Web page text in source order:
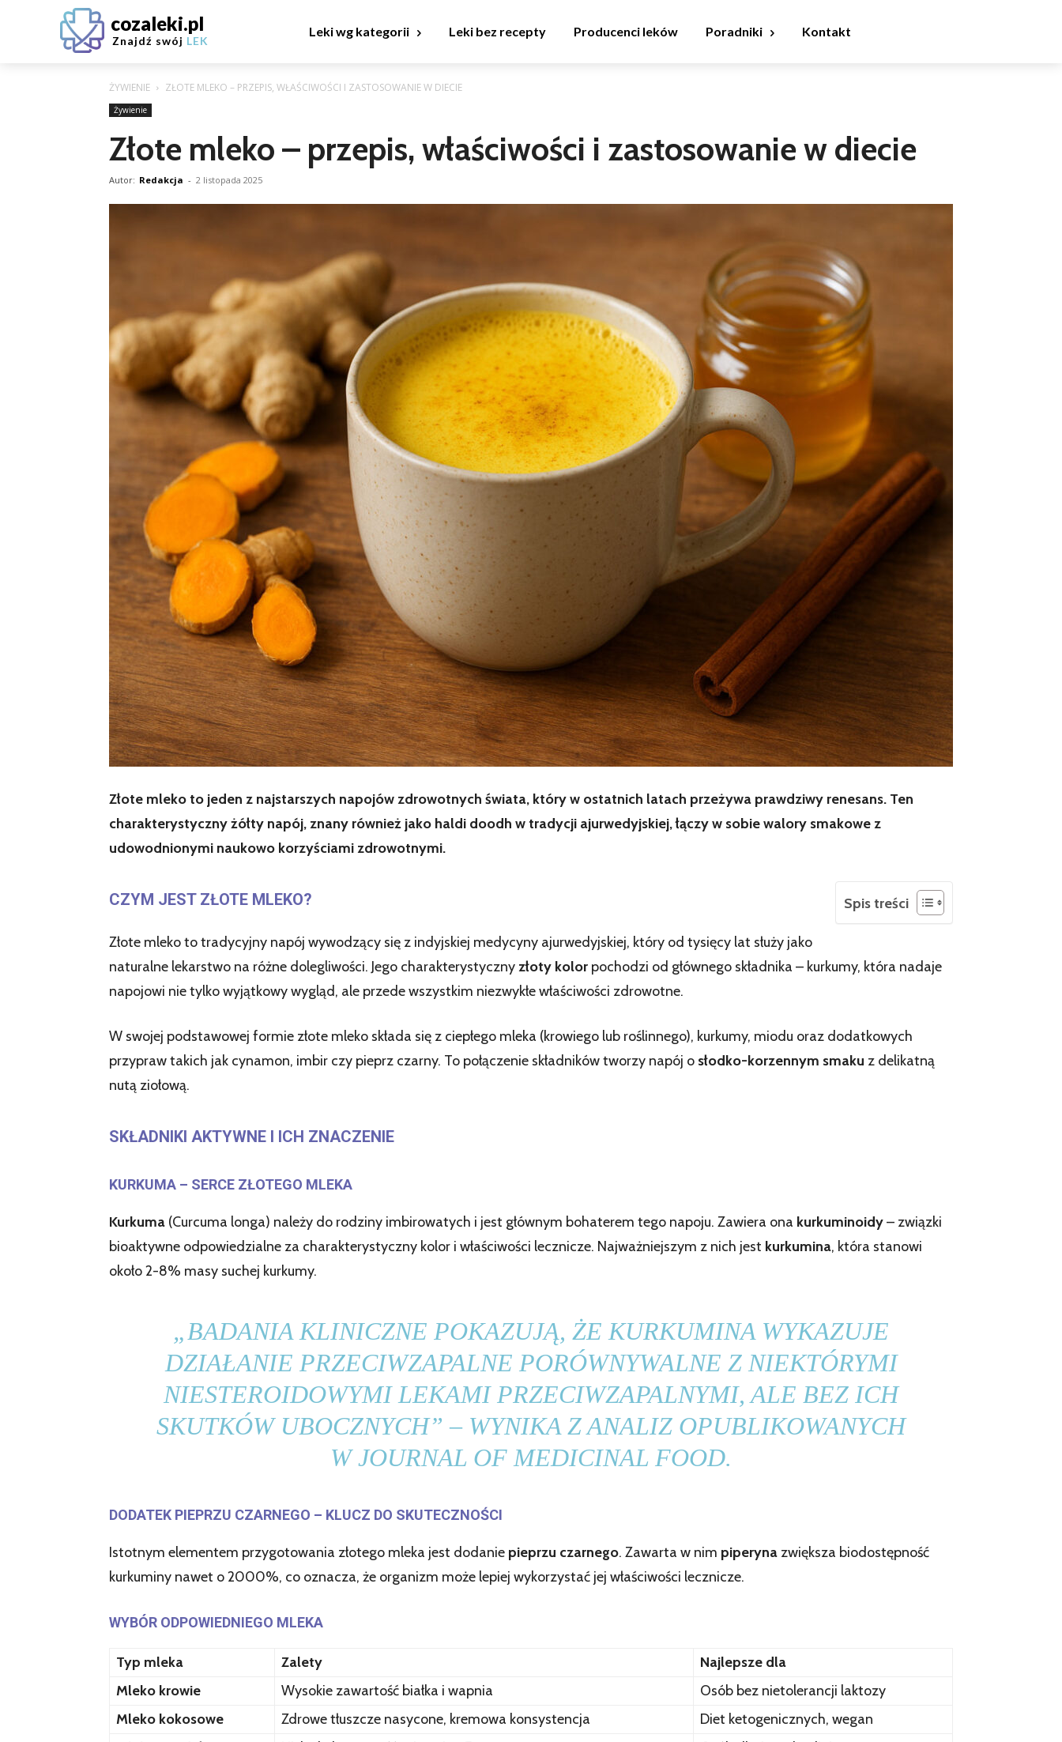
cozaleki.pl
Znajdź swój LEK
Leki wg kategorii Leki bez recepty Producenci leków Poradniki Kontakt
ŻYWIENIE ZŁOTE MLEKO – PRZEPIS, WŁAŚCIWOŚCI I ZASTOSOWANIE W DIECIE
Żywienie
Złote mleko – przepis, właściwości i zastosowanie w diecie
Autor: Redakcja - 2 listopada 2025
Złote mleko to jeden z najstarszych napojów zdrowotnych świata, który w ostatnich latach przeżywa prawdziwy renesans. Ten
charakterystyczny żółty napój, znany również jako haldi doodh w tradycji ajurwedyjskiej, łączy w sobie walory smakowe z
udowodnionymi naukowo korzyściami zdrowotnymi.
Spis treści
CZYM JEST ZŁOTE MLEKO?
Złote mleko to tradycyjny napój wywodzący się z indyjskiej medycyny ajurwedyjskiej, który od tysięcy lat służy jako
naturalne lekarstwo na różne dolegliwości. Jego charakterystycznyzłoty kolor pochodzi od głównego składnika – kurkumy, która nadaje
napojowi nie tylko wyjątkowy wygląd, ale przede wszystkim niezwykłe właściwości zdrowotne.
W swojej podstawowej formie złote mleko składa się z ciepłego mleka (krowiego lub roślinnego), kurkumy, miodu oraz dodatkowych
przypraw takich jak cynamon, imbir czy pieprz czarny. To połączenie składników tworzy napój o słodko-korzennym smaku z delikatną
nutą ziołową.
SKŁADNIKI AKTYWNE I ICH ZNACZENIE
KURKUMA – SERCE ZŁOTEGO MLEKA
Kurkuma (Curcuma longa) należy do rodziny imbirowatych i jest głównym bohaterem tego napoju. Zawiera ona kurkuminoidy– związki
bioaktywne odpowiedzialne za charakterystyczny kolor i właściwości lecznicze. Najważniejszym z nich jest kurkumina, która stanowi
około 2-8% masy suchej kurkumy.
„BADANIA KLINICZNE POKAZUJĄ, ŻE KURKUMINA WYKAZUJE
DZIAŁANIE PRZECIWZAPALNE PORÓWNYWALNE Z NIEKTÓRYMI
NIESTEROIDOWYMI LEKAMI PRZECIWZAPALNYMI, ALE BEZ ICH
SKUTKÓW UBOCZNYCH” – WYNIKA Z ANALIZ OPUBLIKOWANYCH
W JOURNAL OF MEDICINAL FOOD.
DODATEK PIEPRZU CZARNEGO – KLUCZ DO SKUTECZNOŚCI
Istotnym elementem przygotowania złotego mleka jest dodanie pieprzu czarnego. Zawarta w nim piperyna zwiększa biodostępność
kurkuminy nawet o 2000%, co oznacza, że organizm może lepiej wykorzystać jej właściwości lecznicze.
WYBÓR ODPOWIEDNIEGO MLEKA
Typ mleka Zalety
Najlepsze dla
Mleko krowie
Wysokie zawartość białka i wapnia
Osób bez nietolerancji laktozy
Mleko kokosowe
Zdrowe tłuszcze nasycone, kremowa konsystencja
Diet ketogenicznych, wegan